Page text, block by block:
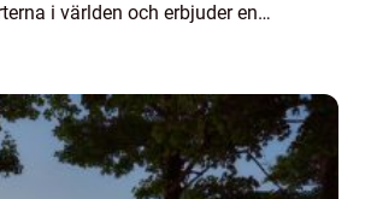
i världen och erbjuder en